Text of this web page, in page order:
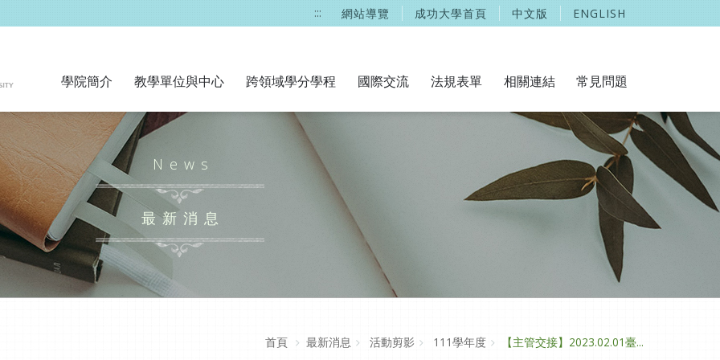
::: 網站導覽 成功大學首頁 中文版 ENGLISH
學院簡介 教學單位與中心 跨領域學分學程 國際交流 法規表單 相關連結 常見問題
News
最新消息
首頁 最新消息 活動剪影 111學年度 【主管交接】2023.02.01臺...